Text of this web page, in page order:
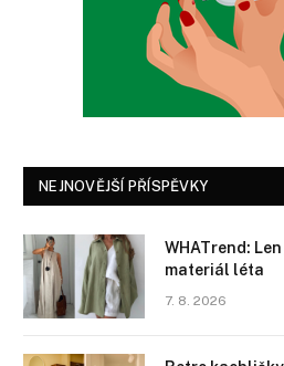
NEJNOVĚJŠÍ PŘÍSPĚVKY
WHATrend:
materiál léta
7. 8. 2026